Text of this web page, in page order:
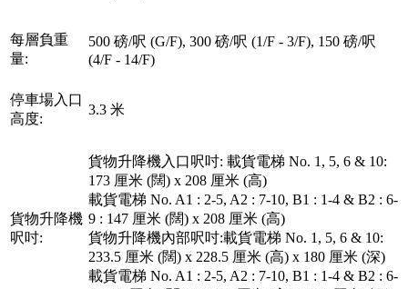
每層負重
量:
500 磅/呎 (G/F), 300 磅/呎 (1/F - 3/F), 150 磅/呎
(4/F - 14/F)
停車場入口
高度:
3.3 米
貨物升降機
呎吋:
貨物升降機入口呎吋: 載貨電梯 No. 1, 5, 6 & 10:
173 厘米 (闊) x 208 厘米 (高)
載貨電梯 No. A1 : 2-5, A2 : 7-10, B1 : 1-4 & B2 : 6-
9 : 147 厘米 (闊) x 208 厘米 (高)
貨物升降機內部呎吋:載貨電梯 No. 1, 5, 6 & 10:
233.5 厘米 (闊) x 228.5 厘米 (高) x 180 厘米 (深)
載貨電梯 No. A1 : 2-5, A2 : 7-10, B1 : 1-4 & B2 : 6-